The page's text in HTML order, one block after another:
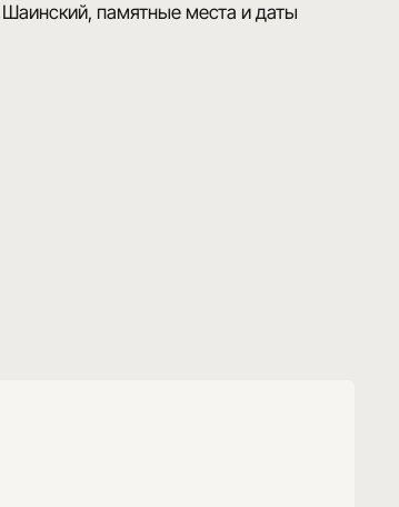
памятные места и даты